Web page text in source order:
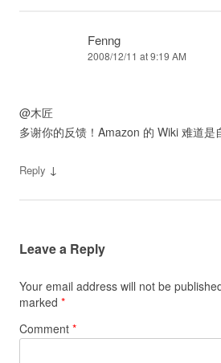
Fenng
2008/12/11 at 9:19 AM
@木匠
多谢你的反馈！Amazon 的 Wiki 难道
Reply ↓
Leave a Reply
Your email address will not be
marked *
Comment *